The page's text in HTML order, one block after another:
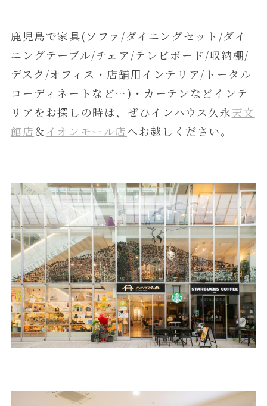
鹿児島で家具(ソファ/ダイニングセット/ダイ
ニングテーブル/チェア/テレビボード/収納棚/
デスク/オフィス・店舗用インテリア/トータル
コーディネートなど…)・カーテンなどインテ
リアをお探しの時は、ぜひインハウス久永天文
館店＆ イオンモール店へお越しください。